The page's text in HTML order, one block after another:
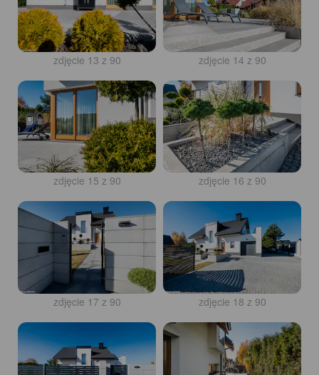
zdjęcie 13 z 90 zdjęcie 14 z 90
zdjęcie 15 z 90 zdjęcie 16 z 90
zdjęcie 17 z 90 zdjęcie 18 z 90